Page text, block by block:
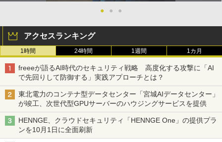
●
● ●
アクセスランキング
1時間 24時間 1週間 1カ月
freeeが語るAI時代のセキュリティ戦略 高度化する攻撃に「AI
で先回りして防御する」実践アプローチとは？
東北電力のコンテナ型データセンター「宮城AIデータセンター」
が竣工、次世代型GPUサーバーのハウジングサービスを提供
HENNGE、クラウドセキュリティ「HENNGE One」の提供プラ
ンを10月1日に全面刷新